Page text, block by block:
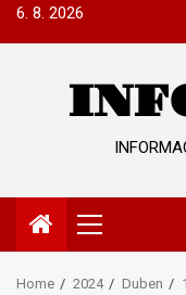
Skip6. 8. 2026
Primary
Menu
Home 2024 Duben